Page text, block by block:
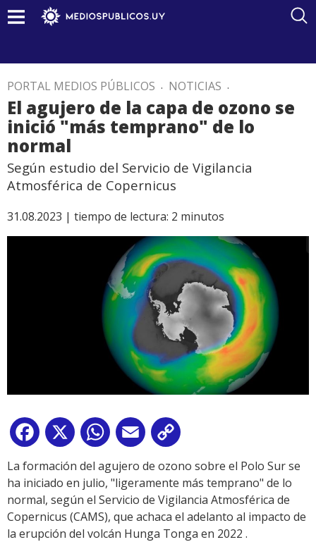
PORTAL MEDIOS PÚBLICOS . NOTICIAS .
El agujero de la capa de ozono se
inició "más temprano" de lo
normal
Según estudio del Servicio de Vigilancia
Atmosférica de Copernicus
31.08.2023 | tiempo de lectura: 2 minutos
Facebook
X WhatsApp
Email
Link
La formación del agujero de ozono sobre el Polo Sur se
ha iniciado en julio, "ligeramente más temprano" de lo
normal, según el Servicio de Vigilancia Atmosférica de
Copernicus (CAMS), que achaca el adelanto al impacto de
la erupción del volcán Hunga Tonga en 2022 .